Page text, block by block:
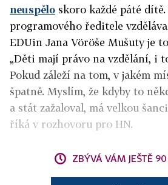
neuspělo skoro každé páté
programového ředitele
EDUin Jana Vöröše Mušuty je
„Děti mají právo na vzdělání, i
Pokud záleží na tom, v jakém
špatně. Myslím, že kdyby to
a stát zažaloval, má velkou
říká v rozhovoru pro HN.
ZBÝVÁ VÁM JEŠTĚ